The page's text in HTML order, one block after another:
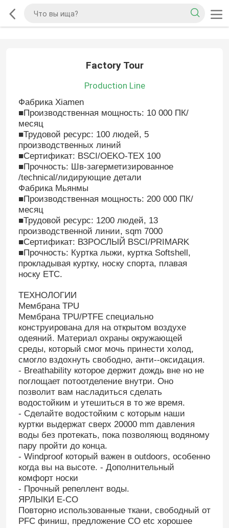
Factory Tour
Production Line
Фабрика Xiamen
■Производственная мощность: 10 000 ПК/
месяц
■Трудовой ресурс: 100 людей, 5
производственных линий
■Сертификат: BSCI/OEKO-TEX 100
■Прочность: Шв-загерметизированное
/technical/лидирующие детали
Фабрика Мьянмы
■Производственная мощность: 200 000 ПК/
месяц
■Трудовой ресурс: 1200 людей, 13
производственной линии, sqm 7000
■Сертификат: ВЗРОСЛЫЙ BSCI/PRIMARK
■Прочность: Куртка лыжи, куртка Softshell,
прокладывая куртку, носку спорта, плавая
носку ETC.
ТЕХНОЛОГИИ
Мембрана TPU
Мембрана TPU/PTFE специально
конструирована для на открытом воздухе
одеяний. Материал охраны окружающей
среды, который смог мочь принести холод,
смогло вздохнуть свободно, анти--оксидация.
- Breathability которое держит дождь вне но не
поглощает потоотделение внутри. Оно
позволит вам насладиться сделать
водостойким и утешиться в то же время.
- Сделайте водостойким с которым наши
куртки выдержат сверх 20000 mm давления
воды без протекать, пока позволяющ водяному
пару пройти до конца.
- Windproof который важен в outdoors, особенно
когда вы на высоте. - Дополнительный
комфорт носки
- Прочный репеллент воды.
ЯРЛЫКИ E-CO
Повторно использованные ткани, свободный от
PFC финиш, предложение CO etc хорошее